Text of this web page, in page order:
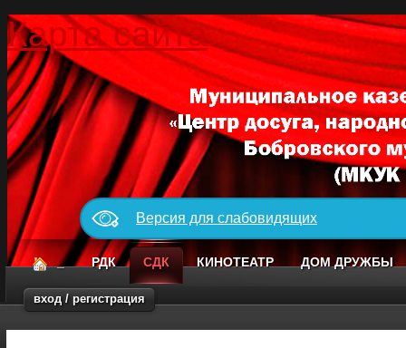
Карта сайта
Версия для слабовидящих
_ РДК СДК КИНОТЕАТР ДОМ ДРУЖБЫ
вход / регистрация